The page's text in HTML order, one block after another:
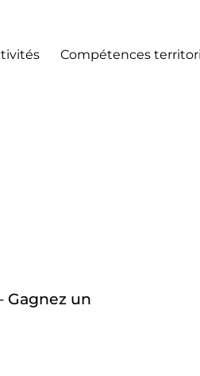
Compétences
Gagnez un